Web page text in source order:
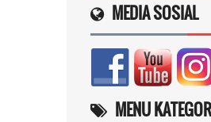
MEDIA SOSIAL
MENU